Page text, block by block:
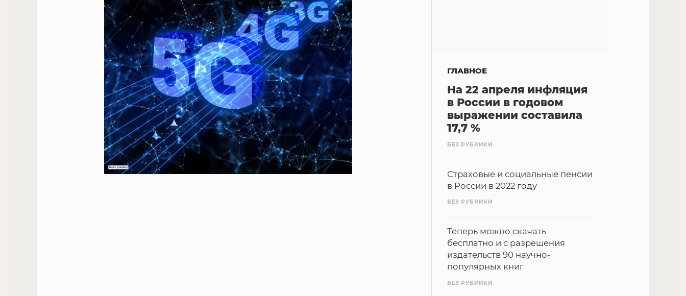
ГЛАВНОЕ
На 22 апреля инфляция
в России в годовом
выражении составила
17,7 %
БЕЗ РУБРИКИ
Страховые и социальные пенсии
в России в 2022 году
БЕЗ РУБРИКИ
Теперь можно скачать
бесплатно и с разрешения
издательств 90 научно-
популярных книг
БЕЗ РУБРИКИ